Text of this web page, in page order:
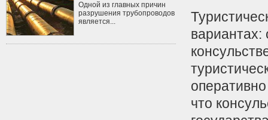
Одной из главных причин
разрушения трубопроводов
является...
вариантах:
что